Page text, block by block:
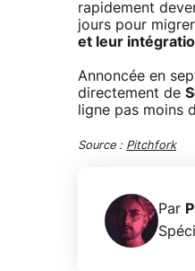
rapidement
jours pour
et leur
Annoncée en
directement de
ligne pas moins
Source : Pitchfork
Par